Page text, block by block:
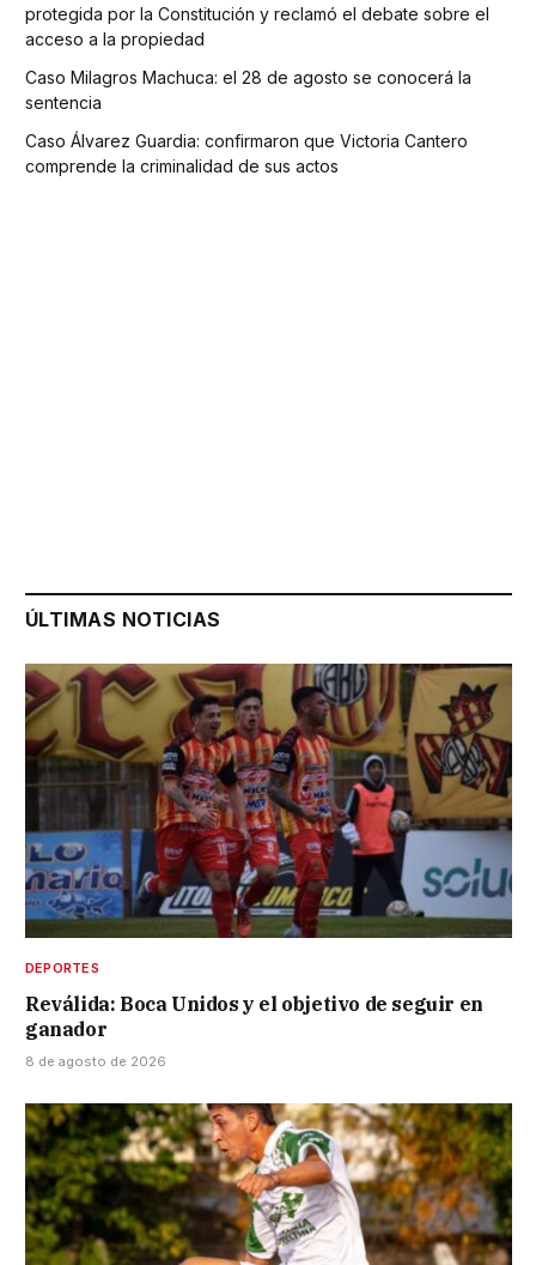
protegida por la Constitución y reclamó el debate sobre el
acceso a la propiedad
Caso Milagros Machuca: el 28 de agosto se conocerá la
sentencia
Caso Álvarez Guardia: confirmaron que Victoria Cantero
comprende la criminalidad de sus actos
ÚLTIMAS NOTICIAS
DEPORTES
Reválida: Boca Unidos y el objetivo de seguir en
ganador
8 de agosto de 2026